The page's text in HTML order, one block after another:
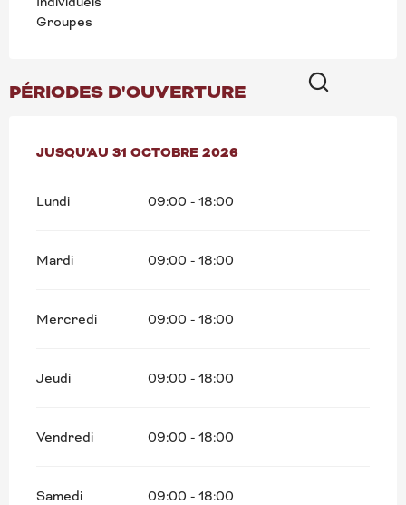
Groupes
PÉRIODES D'OUVERTURE
DU1 MARS 2026AU31 OCTOBRE 2026
JUSQU'AU 31 OCTOBRE 2026
Lundi 09:00 - 18:00
Mardi 09:00 - 18:00
Mercredi 09:00 - 18:00
Jeudi 09:00 - 18:00
Vendredi 09:00 - 18:00
Samedi 09:00 - 18:00